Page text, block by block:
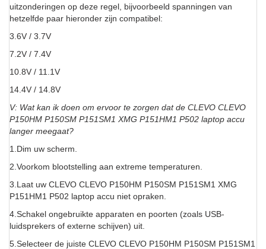
uitzonderingen op deze regel, bijvoorbeeld spanningen van
hetzelfde paar hieronder zijn compatibel:
3.6V / 3.7V
7.2V / 7.4V
10.8V / 11.1V
14.4V / 14.8V
V: Wat kan ik doen om ervoor te zorgen dat de CLEVO CLEVO
P150HM P150SM P151SM1 XMG P151HM1 P502 laptop accu
langer meegaat?
1.Dim uw scherm.
2.Voorkom blootstelling aan extreme temperaturen.
3.Laat uw CLEVO CLEVO P150HM P150SM P151SM1 XMG
P151HM1 P502 laptop accu niet opraken.
4.Schakel ongebruikte apparaten en poorten (zoals USB-
luidsprekers of externe schijven) uit.
5.Selecteer de juiste CLEVO CLEVO P150HM P150SM P151SM1